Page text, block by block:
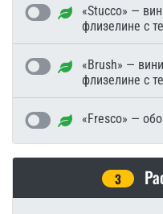
«Stucco» —
флизелине с
«Brush» —
флизелине с
«Fresco» —
3